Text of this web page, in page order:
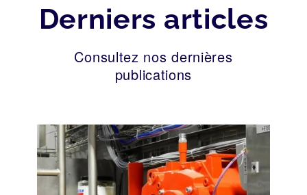
Derniers articles
Consultez nos dernières
publications